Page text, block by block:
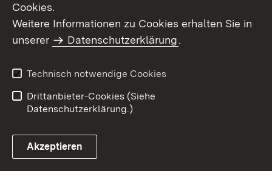
Benutzungshinweise
Erklärung zur
Cookies.
Weitere Informationen zu Cookies erhalten Sie in
unserer
Datenschutzerklärung.
Technisch notwendige Cookies
Drittanbieter-Cookies (Siehe
Datenschutzerklärung.)
Akzeptieren